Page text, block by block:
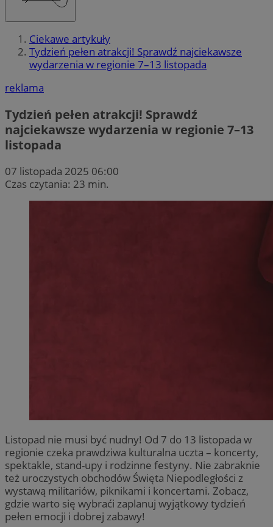
Ciekawe artykuły
Tydzień pełen atrakcji! Sprawdź najciekawsze
wydarzenia w regionie 7–13 listopada
reklama
Tydzień pełen atrakcji! Sprawdź
najciekawsze wydarzenia w regionie 7–13
listopada
07 listopada 2025 06:00
Czas czytania: 23 min.
Listopad nie musi być nudny! Od 7 do 13 listopada w
regionie czeka prawdziwa kulturalna uczta – koncerty,
spektakle, stand-upy i rodzinne festyny. Nie zabraknie
też uroczystych obchodów Święta Niepodległości z
wystawą militariów, piknikami i koncertami. Zobacz,
gdzie warto się wybraći zaplanuj wyjątkowy tydzień
pełen emocji i dobrej zabawy!